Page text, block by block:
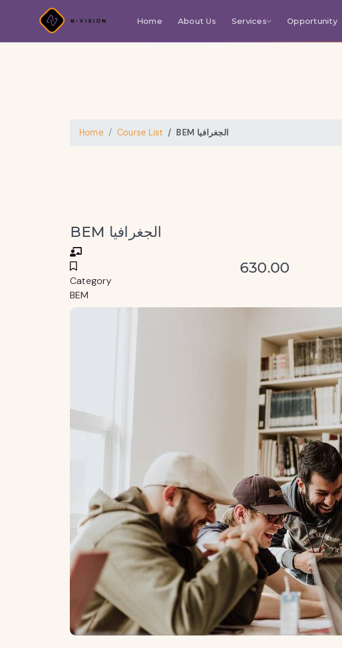
Home About Us Services Opportunity
Home Course List BEM الجغرافيا
BEM الجغرافيا
Category
BEM
630.00